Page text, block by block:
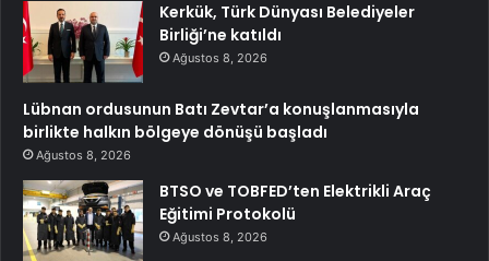
Kerkük, Türk Dünyası Belediyeler
Birliği’ne katıldı
Ağustos 8, 2026
Lübnan ordusunun Batı Zevtar’a konuşlanmasıyla
birlikte halkın bölgeye dönüşü başladı
Ağustos 8, 2026
BTSO ve TOBFED’ten Elektrikli Araç
Eğitimi Protokolü
Ağustos 8, 2026